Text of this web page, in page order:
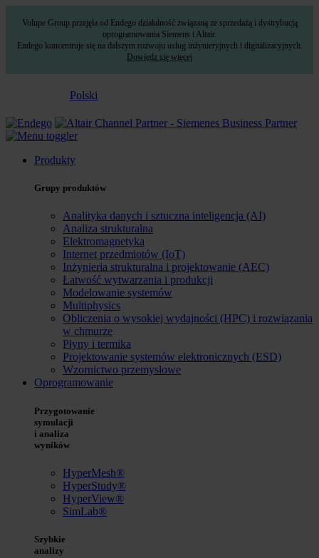
Volupe Group przejęła od Endego działalność związaną ze sprzedażą i dystrybucją
oprogramowania Siemens i Altair.
Endego koncentruje się na dalszym rozwoju usług inżynieryjnych i digitalizacyjnych.
Dowiedz się więcej
Polski
Produkty
Grupy produktów
Analityka danych i sztuczna inteligencja (AI)
Analiza strukturalna
Elektromagnetyka
Internet przedmiotów (IoT)
Inżynieria strukturalna i projektowanie (AEC)
Łatwość wytwarzania i produkcji
Modelowanie systemów
Multiphysics
Obliczenia o wysokiej wydajności (HPC) i rozwiązania
w chmurze
Płyny i termika
Projektowanie systemów elektronicznych (ESD)
Wzornictwo przemysłowe
Oprogramowanie
Przygotowanie
symulacji
i analiza
wyników
HyperMesh®
HyperStudy®
HyperView®
SimLab®
Szybkie
analizy